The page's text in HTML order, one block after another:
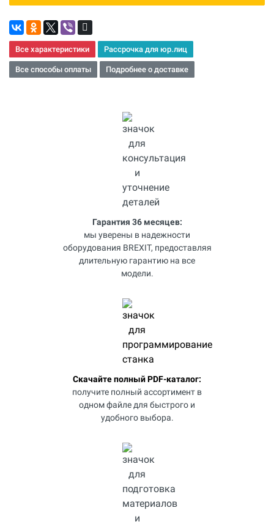
Все характеристики Рассрочка для юр.лиц
Все способы оплаты Подробнее о доставке
Гарантия 36 месяцев:
мы уверены в надежности
оборудования BREXIT, предоставляя
длительную гарантию на все
модели.
Скачайте полный PDF-каталог:
получите полный ассортимент в
одном файле для быстрого и
удобного выбора.